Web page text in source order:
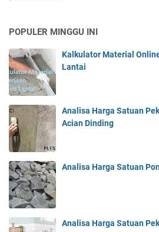
POPULER MINGGU INI
Kalkulator Material
Lantai
Analisa Harga Satuan
Acian Dinding
Analisa Harga Satuan
Analisa Harga Satuan